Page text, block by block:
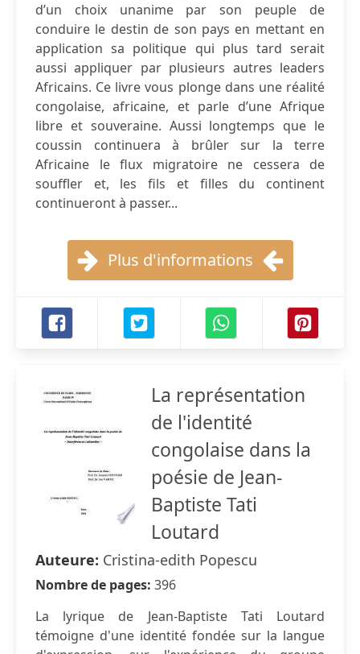
d’un choix unanime par son peuple de
conduire le destin de son pays en mettant en
application sa politique qui plus tard serait
aussi appliquer par plusieurs autres leaders
Africains. Ce livre vous plonge dans une réalité
congolaise, africaine, et parle d’une Afrique
libre et souveraine. Aussi longtemps que le
coussin continuera à brûler sur la terre
Africaine le flux migratoire ne cessera de
souffler et, les fils et filles du continent
continueront à passer...
Plus d'informations
La représentation
de l'identité
congolaise dans la
poésie de Jean-
Baptiste Tati
Loutard
Auteure: Cristina-edith Popescu
Nombre de pages: 396
La lyrique de Jean-Baptiste Tati Loutard
témoigne d'une identité fondée sur la langue